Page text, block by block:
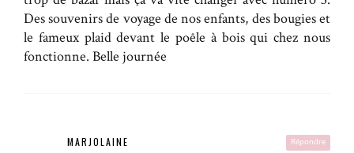
Des souvenirs de voyage de nos enfants, des bougies et
le fameux plaid devant le poêle à bois qui chez nous
fonctionne. Belle journée
Répondre
MARJOLAINE